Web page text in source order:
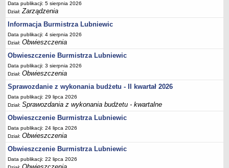
Protokoły z posiedzeń Rady Miejskiej
Składy Komisji
Terminy posiedzeń Komisji
Plan pracy Komisji Rewizyjnej
Plan pracy pozostałych Komisji
Oświadczenia majątkowe
Interpelacje radnych wraz z odpowiedziami
Zapytania radnych wraz z odpowiedziami
Apele
Biblioteka - Centrum Kultury
Zespół Szkolno-Przedszkolny
Miejsko-Gminny Ośrodek Pomocy Społecznej
Data publikacji: 5 sierpnia 2026
Dział:Zarządzenia
Informacja Burmistrza Lubniewic
Data publikacji: 4 sierpnia 2026
Dział:Obwieszczenia
Obwieszczenie Burmistrza Lubniewic
Data publikacji: 3 sierpnia 2026
Dział:Obwieszczenia
Sprawozdanie z wykonania budżetu - II kwartał 2026
Data publikacji: 29 lipca 2026
Dział:Sprawozdania z wykonania budżetu - kwartalne
Obwieszczenie Burmistrza Lubniewic
Data publikacji: 24 lipca 2026
Dział:Obwieszczenia
Obwieszczenie Burmistrza Lubniewic
Data publikacji: 22 lipca 2026